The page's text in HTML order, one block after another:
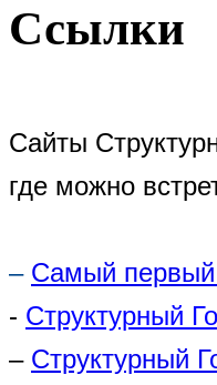
Ссылки
Сайты
где можно
– Самый первый
- Структурный
– Структурный